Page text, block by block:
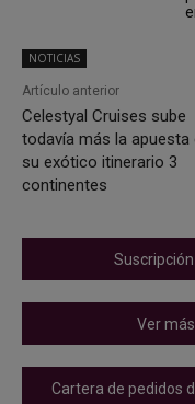
NOTICIAS
Artículo anterior
Celestyal Cruises sube
todavía más la apuesta
su exótico itinerario 3
continentes
Ver
Cartera de pedidos